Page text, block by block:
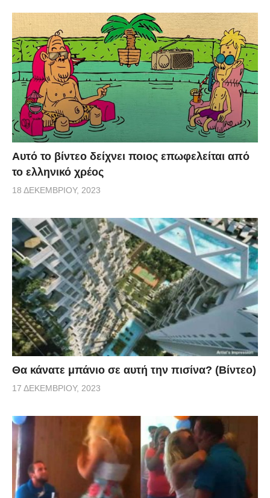
Αυτό το βίντεο δείχνει ποιος επωφελείται από
το ελληνικό χρέος
18 ΔΕΚΕΜΒΡΊΟΥ, 2023
Θα κάνατε μπάνιο σε αυτή την πισίνα? (Βίντεο)
17 ΔΕΚΕΜΒΡΊΟΥ, 2023